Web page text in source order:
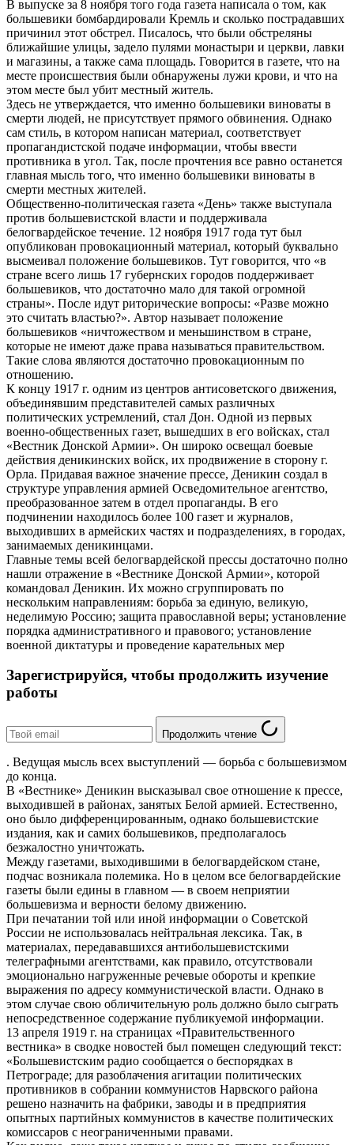
В выпуске за 8 ноября того года газета написала о том, как
большевики бомбардировали Кремль и сколько пострадавших
причинил этот обстрел. Писалось, что были обстреляны
ближайшие улицы, задело пулями монастыри и церкви, лавки
и магазины, а также сама площадь. Говорится в газете, что на
месте происшествия были обнаружены лужи крови, и что на
этом месте был убит местный житель.
Здесь не утверждается, что именно большевики виноваты в
смерти людей, не присутствует прямого обвинения. Однако
сам стиль, в котором написан материал, соответствует
пропагандистской подаче информации, чтобы ввести
противника в угол. Так, после прочтения все равно останется
главная мысль того, что именно большевики виноваты в
смерти местных жителей.
Общественно-политическая газета «День» также выступала
против большевистской власти и поддерживала
белогвардейское течение. 12 ноября 1917 года тут был
опубликован провокационный материал, который буквально
высмеивал положение большевиков. Тут говорится, что «в
стране всего лишь 17 губернских городов поддерживает
большевиков, что достаточно мало для такой огромной
страны». После идут риторические вопросы: «Разве можно
это считать властью?». Автор называет положение
большевиков «ничтожеством и меньшинством в стране,
которые не имеют даже права называться правительством.
Такие слова являются достаточно провокационным по
отношению.
К концу 1917 г. одним из центров антисоветского движения,
объединявшим представителей самых различных
политических устремлений, стал Дон. Одной из первых
военно-общественных газет, вышедших в его войсках, стал
«Вестник Донской Армии». Он широко освещал боевые
действия деникинских войск, их продвижение в сторону г.
Орла. Придавая важное значение прессе, Деникин создал в
структуре управления армией Осведомительное агентство,
преобразованное затем в отдел пропаганды. В его
подчинении находилось более 100 газет и журналов,
выходивших в армейских частях и подразделениях, в городах,
занимаемых деникинцами.
Главные темы всей белогвардейской прессы достаточно полно
нашли отражение в «Вестнике Донской Армии», которой
командовал Деникин. Их можно сгруппировать по
нескольким направлениям: борьба за единую, великую,
неделимую Россию; защита православной веры; установление
порядка административного и правового; установление
военной диктатуры и проведение карательных мер
Зарегистрируйся, чтобы продолжить изучение
работы
Продолжить чтение
. Ведущая мысль всех выступлений — борьба с большевизмом
до конца.
В «Вестнике» Деникин высказывал свое отношение к прессе,
выходившей в районах, занятых Белой армией. Естественно,
оно было дифференцированным, однако большевистские
издания, как и самих большевиков, предполагалось
безжалостно уничтожать.
Между газетами, выходившими в белогвардейском стане,
подчас возникала полемика. Но в целом все белогвардейские
газеты были едины в главном — в своем неприятии
большевизма и верности белому движению.
При печатании той или иной информации о Советской
России не использовалась нейтральная лексика. Так, в
материалах, передававшихся антибольшевистскими
телеграфными агентствами, как правило, отсутствовали
эмоционально нагруженные речевые обороты и крепкие
выражения по адресу коммунистической власти. Однако в
этом случае свою обличительную роль должно было сыграть
непосредственное содержание публикуемой информации.
13 апреля 1919 г. на страницах «Правительственного
вестника» в сводке новостей был помещен следующий текст:
«Большевистским радио сообщается о беспорядках в
Петрограде; для разоблачения агитации политических
противников в собрании коммунистов Нарвского района
решено назначить на фабрики, заводы и в предприятия
опытных партийных коммунистов в качестве политических
комиссаров с неограниченными правами.